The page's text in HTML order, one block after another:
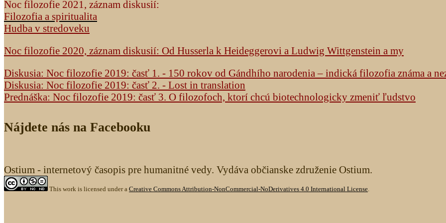
Noc filozofie 2021, záznam diskusií:
Filozofia a spiritualita
Hudba v stredoveku
Noc filozofie 2020, záznam diskusií: Od Husserla k Heideggerovi a Ludwig Wittgenstein a my
Diskusia: Noc filozofie 2019: časť 1. - 150 rokov od Gándhího narodenia – indická filozofia známa a
Diskusia: Noc filozofie 2019: časť 2. - Lost in translation
Prednáška: Noc filozofie 2019: časť 3. O filozofoch, ktorí chcú biotechnologicky zmeniť ľudstvo
Nájdete nás na Facebooku
Ostium - internetový časopis pre humanitné vedy. Vydáva občianske združenie Ostium.
This work is licensed under a Creative Commons Attribution-NonCommercial-NoDerivatives 4.0 International License.